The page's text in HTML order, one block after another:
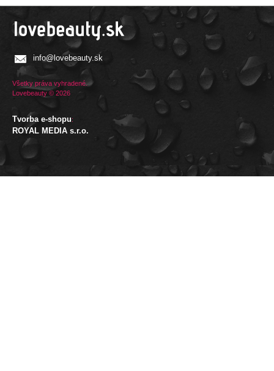
info@lovebeauty.sk
Všetky práva vyhradené.
Lovebeauty © 2026
Tvorba e-shopu:
ROYAL MEDIA s.r.o.